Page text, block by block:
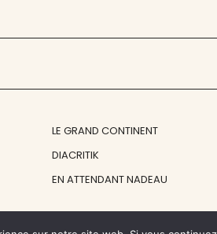
LE GRAND CONTINENT
DIACRITIK
EN ATTENDANT NADEAU